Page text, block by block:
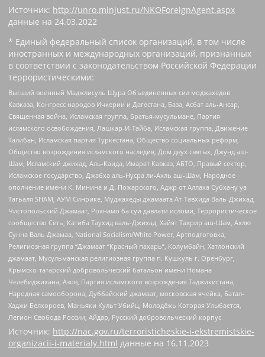
Источник: http://unro.minjust.ru/NKOForeignAgent.aspx
данные на 24.03.2022
* Единый федеральный список организаций, в том числе
иностранных и международных организаций, признанных
в соответствии с законодательством Российской Федерации
террористическими:
Высший военный Маджлисуль Шура Объединенных сил моджахедов
Кавказа, Конгресс народов Ичкерии и Дагестана, База, Асбат аль-Ансар,
Священная война, Исламская группа, Братья-мусульмане, Партия
исламского освобождения, Лашкар-И-Тайба, Исламская группа, Движение
Талибан, Исламская партия Туркестана, Общество социальных реформ,
Общество возрождения исламского наследия, Дом двух святых, Джунд аш-
Шам, Исламский джихад, Аль-Каида, Имарат Кавказ, АБТО, Правый сектор,
Исламское государство, Джабха аль-Нусра ли-Ахль аш-Шам, Народное
ополчение имени К. Минина и Д. Пожарского, Аджр от Аллаха Субхану уа
Тагьаля SHAM, АУМ Синрике, Муджахеды джамаата Ат-Тавхида Валь-Джихад,
Чистопольский Джамаат, Рохнамо ба суи давлати исломи, Террористическое
сообщество Сеть, Катиба Таухид валь-Джихад, Хайят Тахрир аш-Шам, Ахлю
Сунна Валь Джамаа, National Socialism/White Power, Артподготовка,
Религиозная группа “Джамаат “Красный пахарь”, Колумбайн, Хатлонский
джамаат, Мусульманская религиозная группа п. Кушкуль г. Оренбург,
Крымско-татарский добровольческий батальон имени Номана
Челебиджихана, Азов, Партия исламского возрождения Таджикистана,
Народная самооборона, Дуббайский джамаат, московская ячейка, Батал-
Хаджи Белхороев, Маньяки Культ Убийц, Молодёжь Которая Улыбается,
Легион Свобода России, Айдар, Русский добровольческий корпус
Источник: http://nac.gov.ru/terroristicheskie-i-ekstremistskie-
organizacii-i-materialy.html данные на 16.11.2023